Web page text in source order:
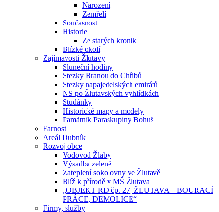
Narození
Zemřelí
Současnost
Historie
Ze starých kronik
Blízké okolí
Zajímavosti Žlutavy
Sluneční hodiny
Stezky Branou do Chřibů
Stezky napajedelských emirátů
NS po Žlutavských vyhlídkách
Studánky
Historické mapy a modely
Památník Paraskupiny Bohuš
Farnost
Areál Dubník
Rozvoj obce
Vodovod Žlaby
Výsadba zeleně
Zateplení sokolovny ve Žlutavě
Blíž k přírodě v MŠ Žlutava
„OBJEKT RD čp. 27, ŽLUTAVA – BOURACÍ
PRÁCE, DEMOLICE“
Firmy, služby